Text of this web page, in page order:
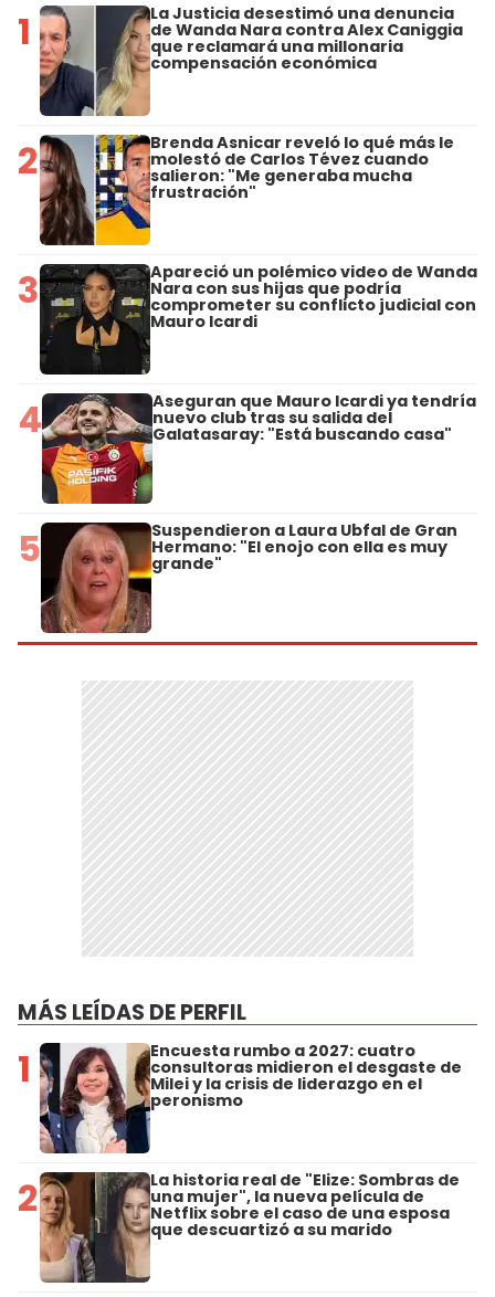
1 La Justicia desestimó una denuncia
de Wanda Nara contra Alex Caniggia
que reclamará una millonaria
compensación económica
2 Brenda Asnicar reveló lo qué más le
molestó de Carlos Tévez cuando
salieron: "Me generaba mucha
frustración"
3 Apareció un polémico video de Wanda
Nara con sus hijas que podría
comprometer su conflicto judicial con
Mauro Icardi
4 Aseguran que Mauro Icardi ya tendría
nuevo club tras su salida del
Galatasaray: "Está buscando casa"
5 Suspendieron a Laura Ubfal de Gran
Hermano: "El enojo con ella es muy
grande"
MÁS LEÍDAS DE PERFIL
1 Encuesta rumbo a 2027: cuatro
consultoras midieron el desgaste de
Milei y la crisis de liderazgo en el
peronismo
2 La historia real de "Elize: Sombras de
una mujer", la nueva película de
Netflix sobre el caso de una esposa
que descuartizó a su marido